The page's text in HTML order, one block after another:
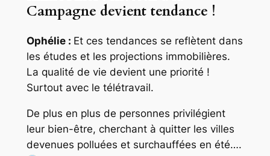
Campagne devient tendance !
Ophélie : Et ces tendances se reflètent dans
les études et les projections immobilières.
La qualité de vie devient une priorité !
Surtout avec le télétravail.
De plus en plus de personnes privilégient
leur bien-être, cherchant à quitter les villes
devenues polluées et surchauffées en été….